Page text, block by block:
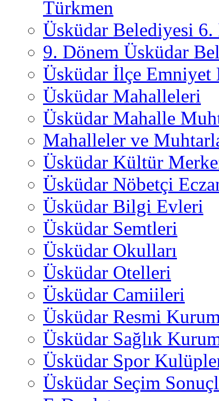
Türkmen
Üsküdar Belediyesi 6.
9. Dönem Üsküdar
Üsküdar İlçe
Üsküdar Mahalleleri
Üsküdar Mahalle
Mahalleler ve
Üsküdar Kültür
Üsküdar Nöbetçi
Üsküdar Bilgi Evleri
Üsküdar Semtleri
Üsküdar Okulları
Üsküdar Otelleri
Üsküdar Camiileri
Üsküdar Resmi
Üsküdar Sağlık
Üsküdar Spor
Üsküdar Seçim